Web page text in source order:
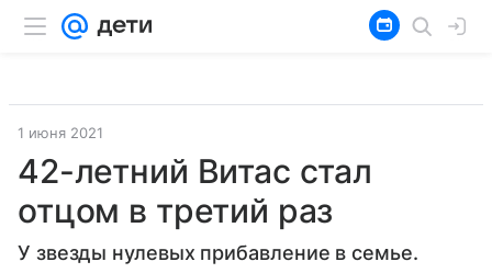
1 июня 2021
42-летний Витас стал
отцом в третий раз
У звезды нулевых прибавление в семье.